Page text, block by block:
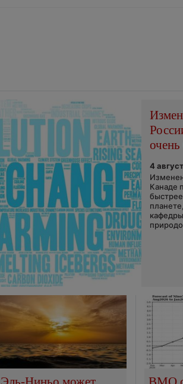
4
Канаде